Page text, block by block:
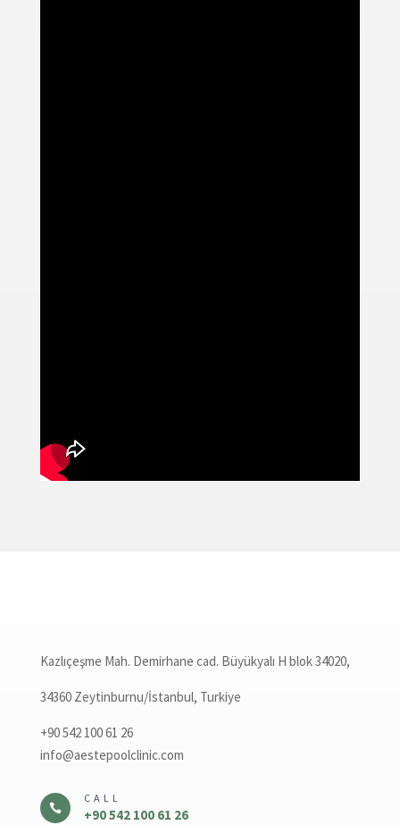
Kazlıçeşme Mah. Demirhane cad. Büyükyalı H blok 34020,
34360 Zeytinburnu/İstanbul, Turkiye
+90 542 100 61 26
info@aestepoolclinic.com

CALL
+90 542 100 61 26